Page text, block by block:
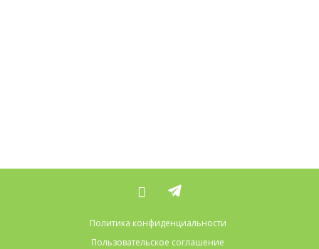
Политика конфиденциальности
Пользовательское соглашение